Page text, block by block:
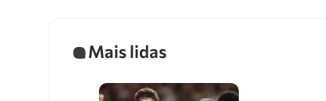
Mais lidas